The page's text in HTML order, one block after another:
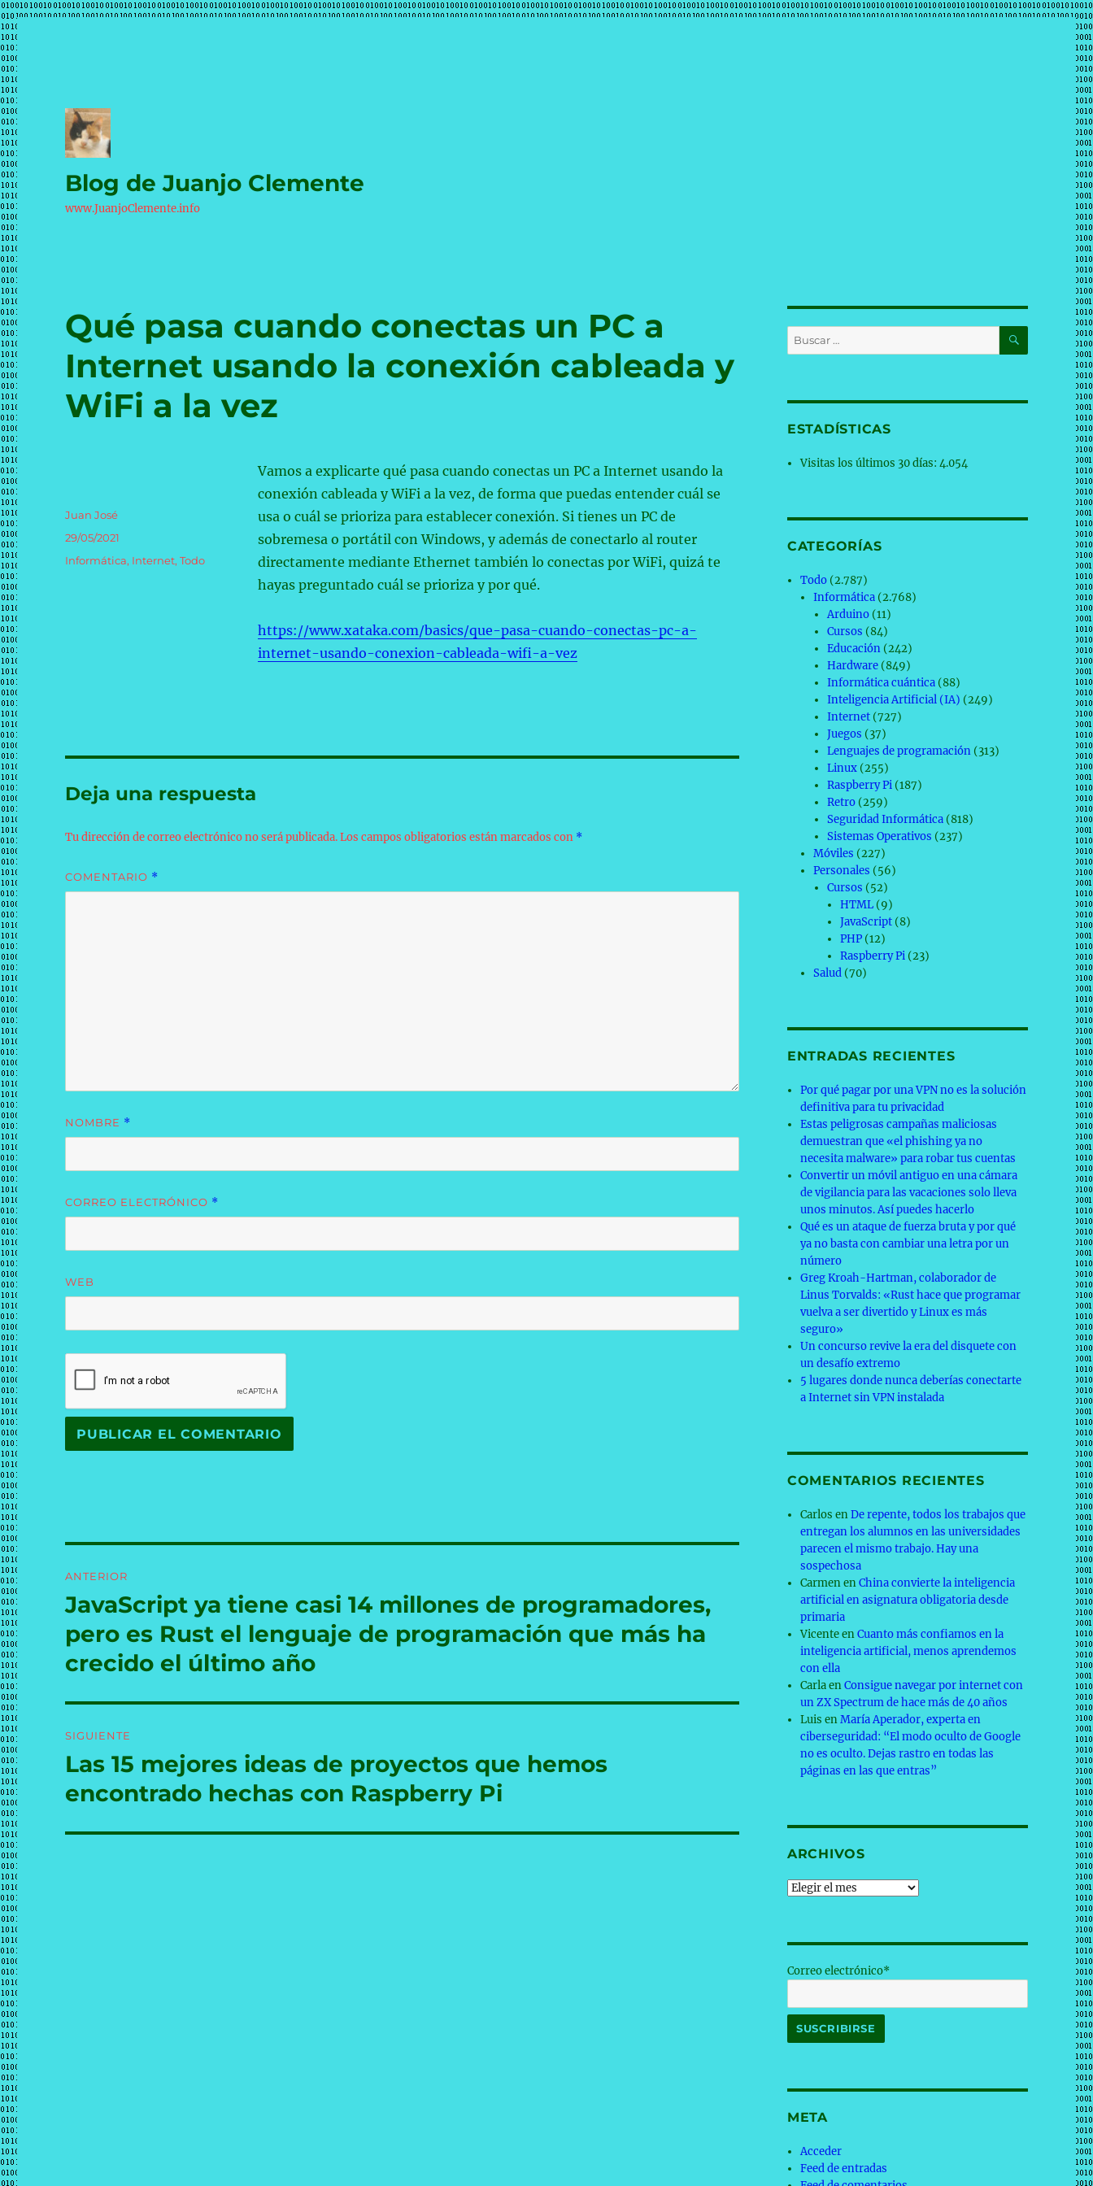
Blog de Juanjo Clemente
www.JuanjoClemente.info
Qué pasa cuando conectas un PC a
Internet usando la conexión cableada y
WiFi a la vez
Vamos a explicarte qué pasa cuando conectas un PC a Internet usando la
conexión cableada y WiFi a la vez, de forma que puedas entender cuál se
usa o cuál se prioriza para establecer conexión. Si tienes un PC de
sobremesa o portátil con Windows, y además de conectarlo al router
directamente mediante Ethernet también lo conectas por WiFi, quizá te
hayas preguntado cuál se prioriza y por qué.
https://www.xataka.com/basics/que-pasa-cuando-conectas-pc-a-
internet-usando-conexion-cableada-wifi-a-vez
Autor
Juan José
Publicado
29/05/2021
Categorías
Informática, Internet,Todo
Deja una respuesta
Tu dirección de correo electrónico no será publicada.Los campos obligatorios están marcados con *
COMENTARIO *
NOMBRE *
CORREO ELECTRÓNICO *
WEB
de
entradas
ANTERIOR
Entrada
JavaScript ya tiene casi 14 millones de programadores,
pero es Rust el lenguaje de programación que más ha
crecido el último año
SIGUIENTE
Entrada
Las 15 mejores ideas de proyectos que hemos
encontrado hechas con Raspberry Pi
Buscar
por:
BUSCAR
ESTADÍSTICAS
Visitas los últimos 30 días:4.054
CATEGORÍAS
Todo (2.787)
Informática (2.768)
Arduino(11)
Cursos (84)
Educación(242)
Hardware(849)
Informática cuántica(88)
Inteligencia Artificial (IA) (249)
Internet(727)
Juegos (37)
Lenguajes de programación(313)
Linux(255)
Raspberry Pi(187)
Retro(259)
Seguridad Informática(818)
Sistemas Operativos (237)
Móviles (227)
Personales (56)
Cursos (52)
HTML(9)
JavaScript(8)
PHP(12)
Raspberry Pi(23)
Salud (70)
ENTRADAS RECIENTES
Por qué pagar por una VPN no es la solución
definitiva para tu privacidad
Estas peligrosas campañas maliciosas
demuestran que «el phishing ya no
necesita malware» para robar tus cuentas
Convertir un móvil antiguo en una cámara
de vigilancia para las vacaciones solo lleva
unos minutos. Así puedes hacerlo
Qué es un ataque de fuerza bruta y por qué
ya no basta con cambiar una letra por un
número
Greg Kroah-Hartman, colaborador de
Linus Torvalds: «Rust hace que programar
vuelva a ser divertido y Linux es más
seguro»
Un concurso revive la era del disquete con
un desafío extremo
5 lugares donde nunca deberías conectarte
a Internet sin VPN instalada
COMENTARIOS RECIENTES
Carlos enDe repente, todos los trabajos que
entregan los alumnos en las universidades
parecen el mismo trabajo. Hay una
sospechosa
CarmenenChina convierte la inteligencia
artificial en asignatura obligatoria desde
primaria
VicenteenCuanto más confiamos en la
inteligencia artificial, menos aprendemos
con ella
CarlaenConsigue navegar por internet con
un ZX Spectrum de hace más de 40 años
Luis enMaría Aperador, experta en
ciberseguridad: “El modo oculto de Google
no es oculto. Dejas rastro en todas las
páginas en las que entras”
ARCHIVOS
Archivos
Correo electrónico*
META
Acceder
Feed de entradas